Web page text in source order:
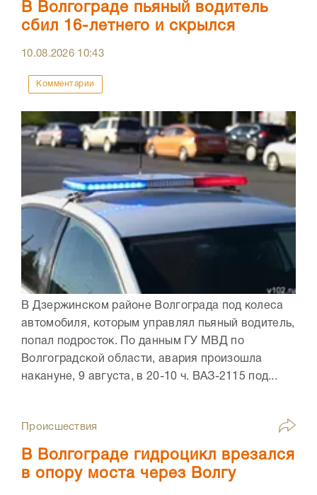
В Волгограде пьяный водитель
сбил 16-летнего и скрылся
10.08.2026 10:43
Комментарии
В Дзержинском районе Волгограда под колеса
автомобиля, которым управлял пьяный водитель,
попал подросток. По данным ГУ МВД по
Волгоградской области, авария произошла
накануне, 9 августа, в 20-10 ч. ВАЗ-2115 под...
Происшествия
В Волгограде гидроцикл врезался
в опору моста через Волгу